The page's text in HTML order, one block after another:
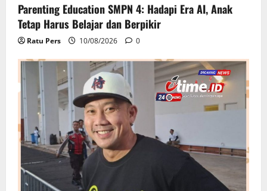
Parenting Education SMPN 4: Hadapi Era AI, Anak
Tetap Harus Belajar dan Berpikir
Ratu Pers 10/08/2026 0